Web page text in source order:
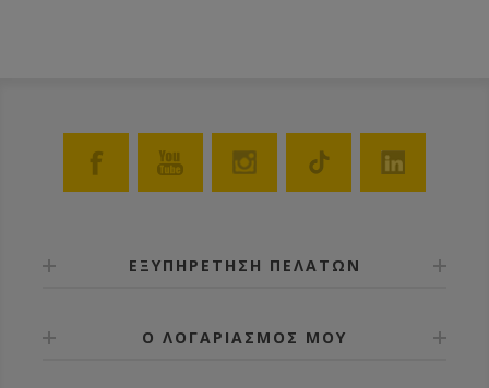
ΕΞΥΠΗΡΕΤΗΣΗ ΠΕΛΑΤΩΝ
Ο ΛΟΓΑΡΙΑΣΜΟΣ ΜΟΥ